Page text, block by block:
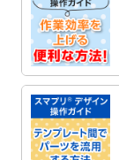
2022/10/26
2022/10/26
2022/10/20
2022/10/14